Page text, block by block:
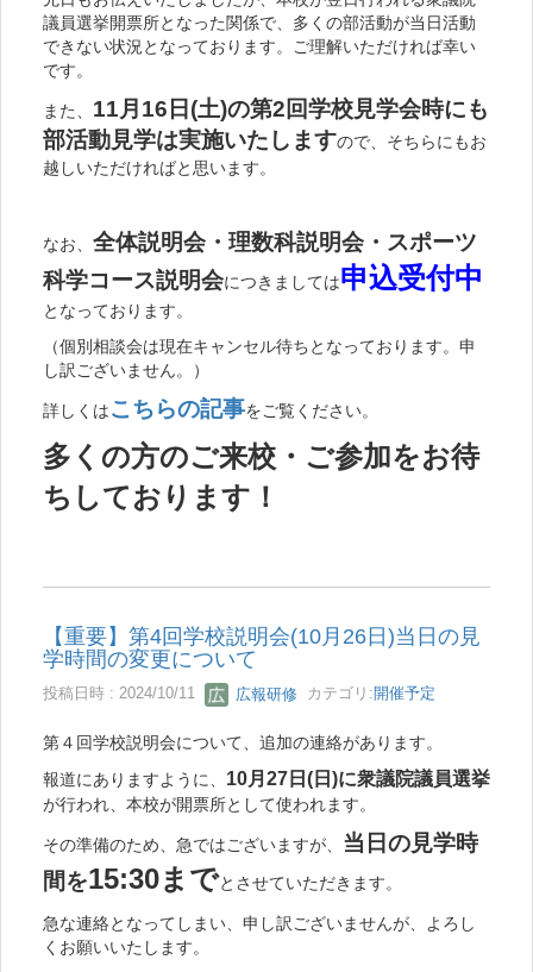
議員選挙開票所となった関係で、多くの部活動が当日活動
できない状況となっております。ご理解いただければ幸い
です。
また、 11月16日(土)の第2回学校見学会時にも
部活動見学は実施いたしますので、そちらにもお
越しいただければと思います。
なお、 全体説明会・理数科説明会・スポーツ
科学コース説明会につきましては申込受付中
となっております。
（個別相談会は現在キャンセル待ちとなっております。申
し訳ございません。）
詳しくはこちらの記事をご覧ください。
多くの方のご来校・ご参加をお待
ちしております！
【重要】第4回学校説明会(10月26日)当日の見
学時間の変更について
投稿日時 : 2024/10/11 広報研修 カテゴリ:開催予定
第４回学校説明会について、追加の連絡があります。
報道にありますように、 10月27日(日)に衆議院議員選挙
が行われ、本校が開票所として使われます。
その準備のため、急ではございますが、 当日の見学時
間を15:30までとさせていただきます。
急な連絡となってしまい、申し訳ございませんが、よろし
くお願いいたします。